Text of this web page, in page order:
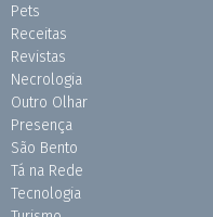
Pets
Receitas
Revistas
Necrologia
Outro Olhar
Presença
São Bento
Tá na Rede
Tecnologia